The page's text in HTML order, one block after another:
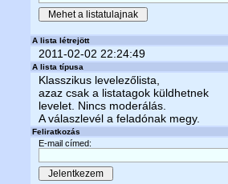
A lista létrejött
2011-02-02 22:24:49
A lista típusa
Klasszikus levelezőlista,
azaz csak a listatagok küldhetnek
levelet. Nincs moderálás.
A válaszlevél a feladónak megy.
Feliratkozás
E-mail címed: